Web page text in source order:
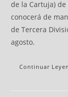
de la Cartuja)
conocerá de
de Tercera
agosto.
Continuar